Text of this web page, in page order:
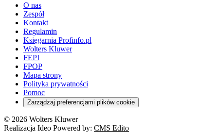
O nas
Zespół
Kontakt
Regulamin
Księgarnia Profinfo.pl
Wolters Kluwer
FEPI
FPOP
Mapa strony
Polityka prywatności
Pomoc
Zarządzaj preferencjami plików cookie
© 2026 Wolters Kluwer
Realizacja Ideo Powered by: CMS Edito